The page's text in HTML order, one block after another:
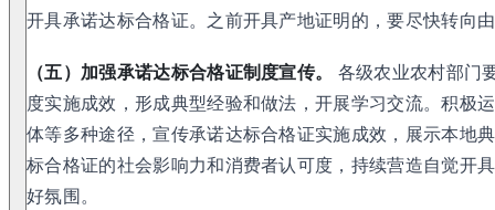
开具承诺达标合格证。之前开具产地证明的，要尽快转向
（五）加强承诺达标合格证制度宣传。
各级农业农村部门
度实施成效，形成典型经验和做法，开展学习交流。积极
体等多种途径，宣传承诺达标合格证实施成效，展示本地
标合格证的社会影响力和消费者认可度，持续营造自觉开
好氛围。